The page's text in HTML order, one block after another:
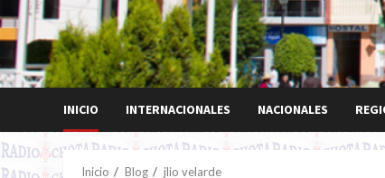
INICIO INTERNACIONALES NACIONALES
Inicio Blog jlio velarde